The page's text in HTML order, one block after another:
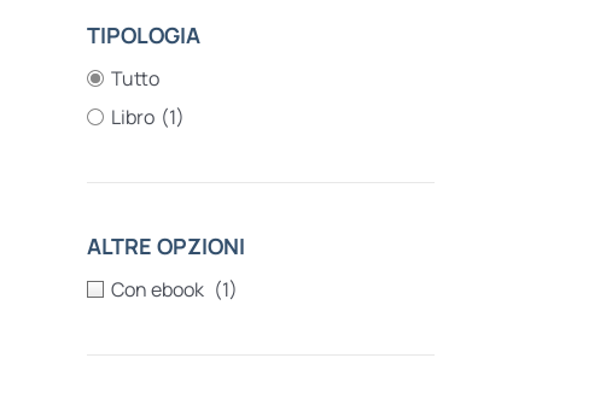
TIPOLOGIA
Tutto
Libro (1)
ALTRE OPZIONI
(1)